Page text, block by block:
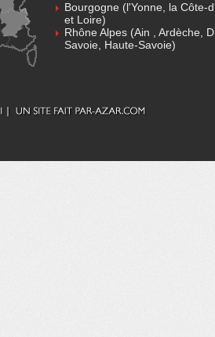
Bourgogne (l'Yonne, la Côte-
et Loire)
Rhône Alpes (Ain , Ardèche,
Savoie, Haute-Savoie)